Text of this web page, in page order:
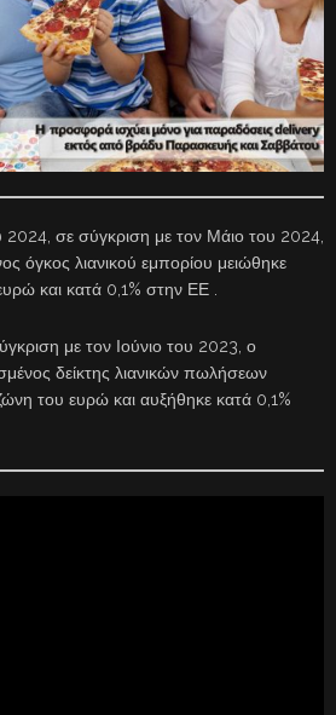
2024, σε σύγκριση με τον Μάιο του 2024,
όγκος λιανικού εμπορίου μειώθηκε
και κατά 0,1% στην ΕΕ .
με τον Ιούνιο του 2023, ο
δείκτης λιανικών πωλήσεων
του ευρώ και αυξήθηκε κατά 0,1%